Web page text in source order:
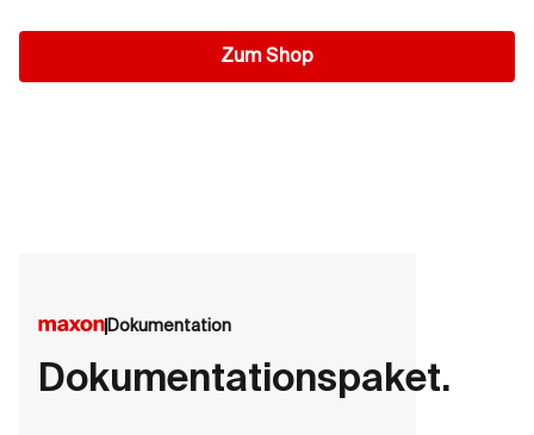
Zum Shop
Dokumentation
Dokumentationspaket.